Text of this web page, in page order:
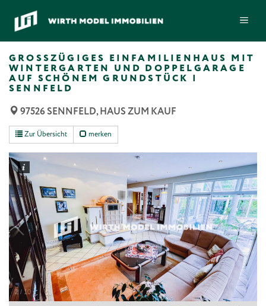
Inhalt
springen
GROSSZÜGIGES EINFAMILIENHAUS MIT W
INTERGARTEN UND DOPPELGARAGE A
UF SCHÖNEM GRUNDSTÜCK | S
ENNFELD
97526 SENNFELD, HAUS ZUM KAUF
Zur Übersicht merken
2/ 10